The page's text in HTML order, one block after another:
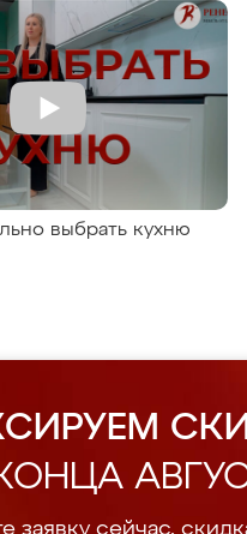
выбрать кухню
заявку сейчас,